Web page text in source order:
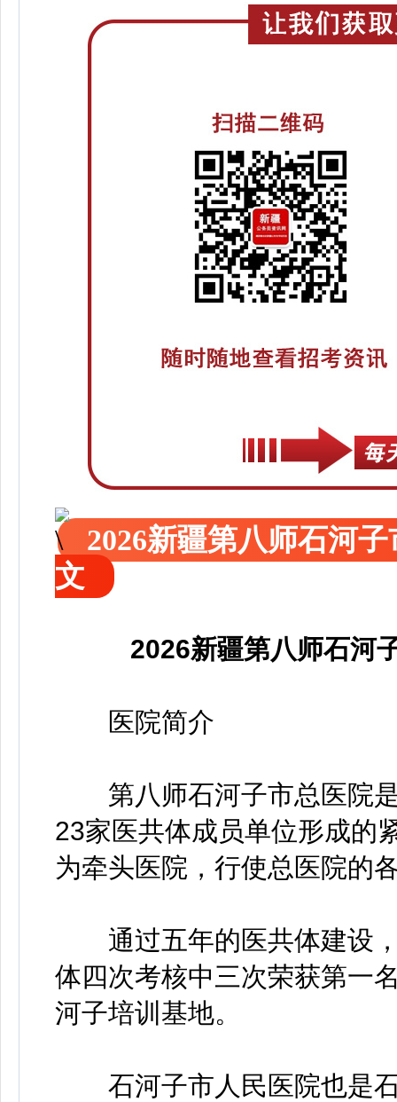
2026新疆第八师石河
文
2026新疆第八师石河
医院简介
第八师石河子市总医院是
23家医共体成员单位形成的
为牵头医院，行使总医院的
通过五年的医共体建设，
体四次考核中三次荣获第一
河子培训基地。
石河子市人民医院也是石